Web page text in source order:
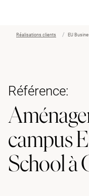
Réalisations clients EU
Référence:
campus
School à